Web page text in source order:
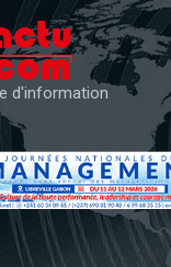
d'information